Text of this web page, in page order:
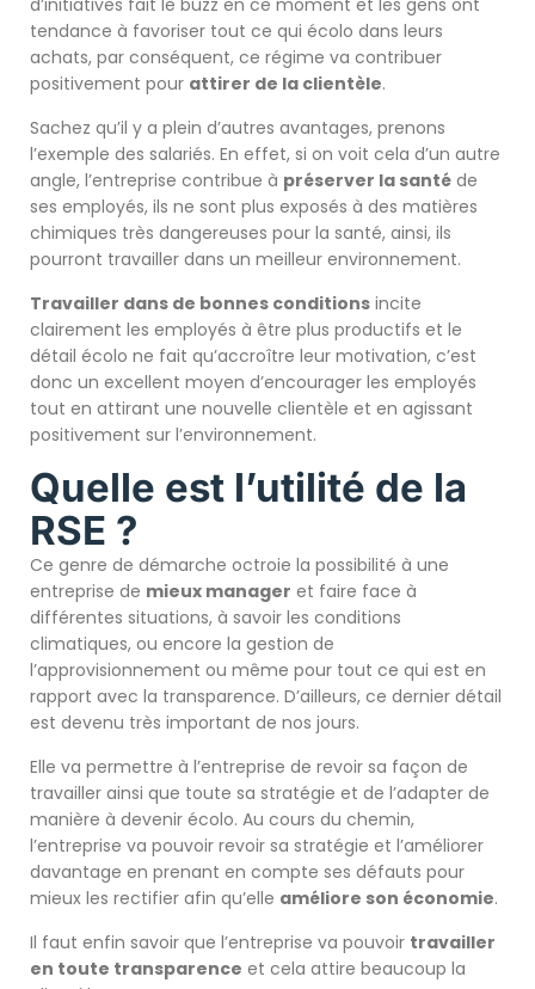
d’initiatives fait le buzz en ce moment et les gens ont
tendance à favoriser tout ce qui écolo dans leurs
achats, par conséquent, ce régime va contribuer
positivement pour attirer de la clientèle.
Sachez qu’il y a plein d’autres avantages, prenons
l’exemple des salariés. En effet, si on voit cela d’un autre
angle, l’entreprise contribue à préserver la santé de
ses employés, ils ne sont plus exposés à des matières
chimiques très dangereuses pour la santé, ainsi, ils
pourront travailler dans un meilleur environnement.
Travailler dans de bonnes conditions incite
clairement les employés à être plus productifs et le
détail écolo ne fait qu’accroître leur motivation, c’est
donc un excellent moyen d’encourager les employés
tout en attirant une nouvelle clientèle et en agissant
positivement sur l’environnement.
Quelle est l’utilité de la
RSE ?
Ce genre de démarche octroie la possibilité à une
entreprise de mieux manager et faire face à
différentes situations, à savoir les conditions
climatiques, ou encore la gestion de
l’approvisionnement ou même pour tout ce qui est en
rapport avec la transparence. D’ailleurs, ce dernier détail
est devenu très important de nos jours.
Elle va permettre à l’entreprise de revoir sa façon de
travailler ainsi que toute sa stratégie et de l’adapter de
manière à devenir écolo. Au cours du chemin,
l’entreprise va pouvoir revoir sa stratégie et l’améliorer
davantage en prenant en compte ses défauts pour
mieux les rectifier afin qu’elle améliore son économie.
Il faut enfin savoir que l’entreprise va pouvoir travailler
en toute transparence et cela attire beaucoup la